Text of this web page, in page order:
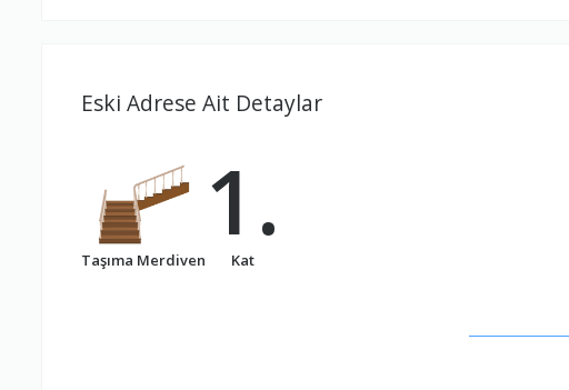
Eski Adrese Ait Detaylar
Taşıma Merdiven
1.
Kat